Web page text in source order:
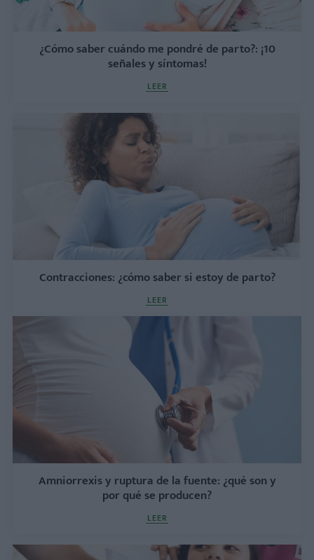
¿Cómo saber cuándo me pondré de parto?: ¡10
señales y síntomas!
LEER
Contracciones: ¿cómo saber si estoy de parto?
LEER
Amniorrexis y ruptura de la fuente: ¿qué son y
por qué se producen?
LEER